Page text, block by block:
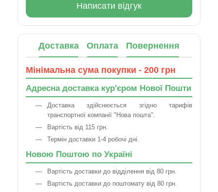
Написати відгук
Доставка Оплата Повернення
Мінімальна сума покупки - 200 грн
Адресна доставка кур'єром Нової Пошти
Доставка здійснюється згідно тарифів
транспортної компанії "Нова пошта".
Вартість від 115 грн.
Термін доставки 1-4 робочі дні.
Новою Поштою по Україні
Вартість доставки до відділення від 80 грн.
Вартість доставки до поштомату від 80 грн.